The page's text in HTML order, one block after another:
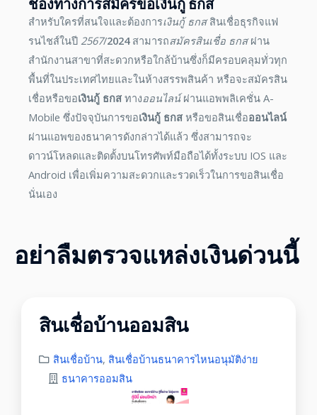
ช่องทางการสมัครขอเงินกู้ ธกส
สำหรับใครที่สนใจและต้องการเงินกู้ ธกสสินเชื่อธุรกิจแฟ
รนไชส์ในปี 2567/2024 สามารถสมัครสินเชื่อ ธกสผ่าน
สำนักงานสาขาที่สะดวกหรือใกล้บ้านซึ่งก็มีครอบคลุมทั่วทุก
พื้นที่ในประเทศไทยและในห้างสรรพสินค้า หรือจะสมัครสิน
เชื่อหรือขอเงินกู้ ธกส ทางออนไลน์ผ่านแอพพลิเคชั่น A-
Mobile ซึ่งปัจจุบันการขอเงินกู้ ธกส หรือขอสินเชื่อออนไลน์
ผ่านแอพของธนาคารดังกล่าวได้แล้ว ซึ่งสามารถจะ
ดาวน์โหลดและติดตั้งบนโทรศัพท์มือถือได้ทั้งระบบ IOS และ
Android เพื่อเพิ่มความสะดวกและรวดเร็วในการขอสินเชื่อ
นั่นเอง
อย่าลืมตรวจแหล่งเงินด่วนนี้
สินเชื่อบ้านออมสิน
สินเชื่อบ้าน, สินเชื่อบ้านธนาคารไหนอนุมัติง่าย
ธนาคารออมสิน